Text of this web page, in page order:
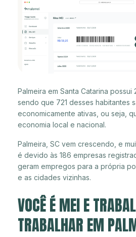
Palmeira em Santa Catarina possui
sendo que 721 desses habitantes
economicamente ativas, ou seja,
economia local e nacional.
Palmeira, SC vem crescendo, e
é devido às 186 empresas
geram empregos para a própria
e as cidades vizinhas.
VOCÊ É MEI E
TRABALHAR EM